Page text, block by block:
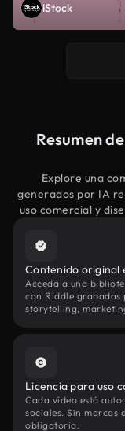
iStock
Resumen
Explore una
generados por IA
uso comercial y
Contenido original
Acceda a una
con Riddle grabadas
storytelling,
Licencia para uso
Cada vídeo está
sociales. Sin marcas
obligatoria.